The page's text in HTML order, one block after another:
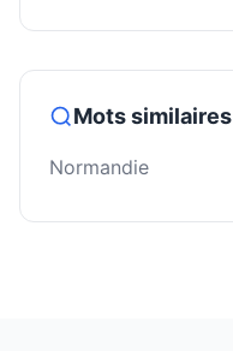
Mots similaires
Normandie